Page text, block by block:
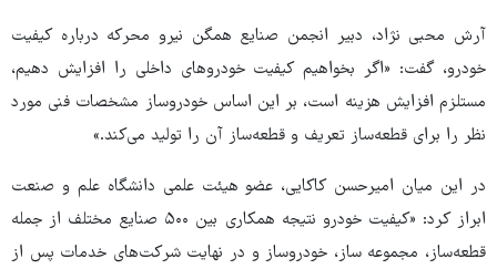
آرش محبی نژاد، دبیر انجمن صنایع همگن نیرو محرکه درباره کیفیت
خودرو، گفت: «اگر بخواهیم کیفیت خودروهای داخلی را افزایش دهیم،
مستلزم افزایش هزینه است، بر این اساس خودروساز مشخصات فنی مورد
نظر را برای قطعه‌ساز تعریف و قطعه‌ساز آن را تولید می‌کند.»
در این میان امیرحسن کاکایی، عضو هیئت علمی دانشگاه علم و صنعت
ابراز کرد: «کیفیت خودرو نتیجه همکاری بین ۵۰۰ صنایع مختلف از جمله
قطعه‌ساز، مجموعه ساز، خودروساز و در نهایت شرکت‌های خدمات پس از